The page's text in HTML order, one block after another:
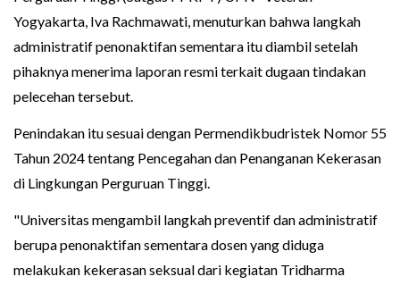
Yogyakarta, Iva Rachmawati, menuturkan bahwa langkah
administratif penonaktifan sementara itu diambil setelah
pihaknya menerima laporan resmi terkait dugaan tindakan
pelecehan tersebut.
Penindakan itu sesuai dengan Permendikbudristek Nomor 55
Tahun 2024 tentang Pencegahan dan Penanganan Kekerasan
di Lingkungan Perguruan Tinggi.
"Universitas mengambil langkah preventif dan administratif
berupa penonaktifan sementara dosen yang diduga
melakukan kekerasan seksual dari kegiatan Tridharma